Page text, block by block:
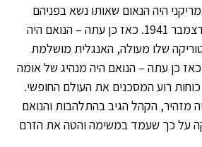
היה הנאום שאותו נשא בפניהם
וינסטון צ'רצ'יל ב־26 בדצמבר 1941. כאז כן עתה – הנואם היה
שלו מעולה, האנגלית מושלמת
כן עתה – הנואם היה מנהיג של אומה
רוע המסכנים את העולם החופשי.
מזהיר, הקהל הגיב בהתלהבות והנואם
על כך שעמד במשימה והטה את הזרם